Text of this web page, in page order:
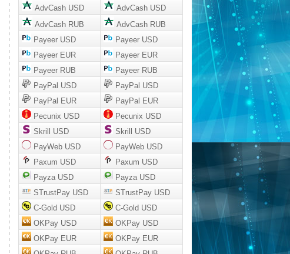
AdvCash USD
AdvCash USD
AdvCash RUB
AdvCash RUB
Payeer USD
Payeer USD
Payeer EUR
Payeer EUR
Payeer RUB
Payeer RUB
PayPal USD
PayPal USD
PayPal EUR
PayPal EUR
Pecunix USD
Pecunix USD
Skrill USD
Skrill USD
PayWeb USD
PayWeb USD
Paxum USD
Paxum USD
Payza USD
Payza USD
STrustPay USD
STrustPay USD
C-Gold USD
C-Gold USD
OKPay USD
OKPay USD
OKPay EUR
OKPay EUR